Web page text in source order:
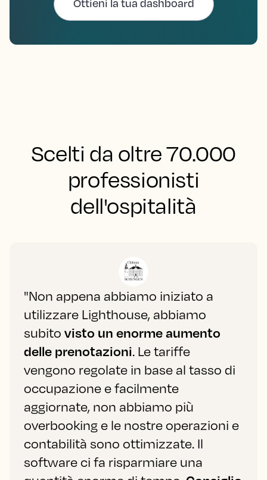
Ottieni la tua dashboard
Scelti da oltre 70.000
professionisti
dell'ospitalità
"Non appena abbiamo iniziato a
utilizzare Lighthouse, abbiamo
subito visto un enorme aumento
delle prenotazioni. Le tariffe
vengono regolate in base al tasso di
occupazione e facilmente
aggiornate, non abbiamo più
overbooking e le nostre operazioni e
contabilità sono ottimizzate. Il
software ci fa risparmiare una